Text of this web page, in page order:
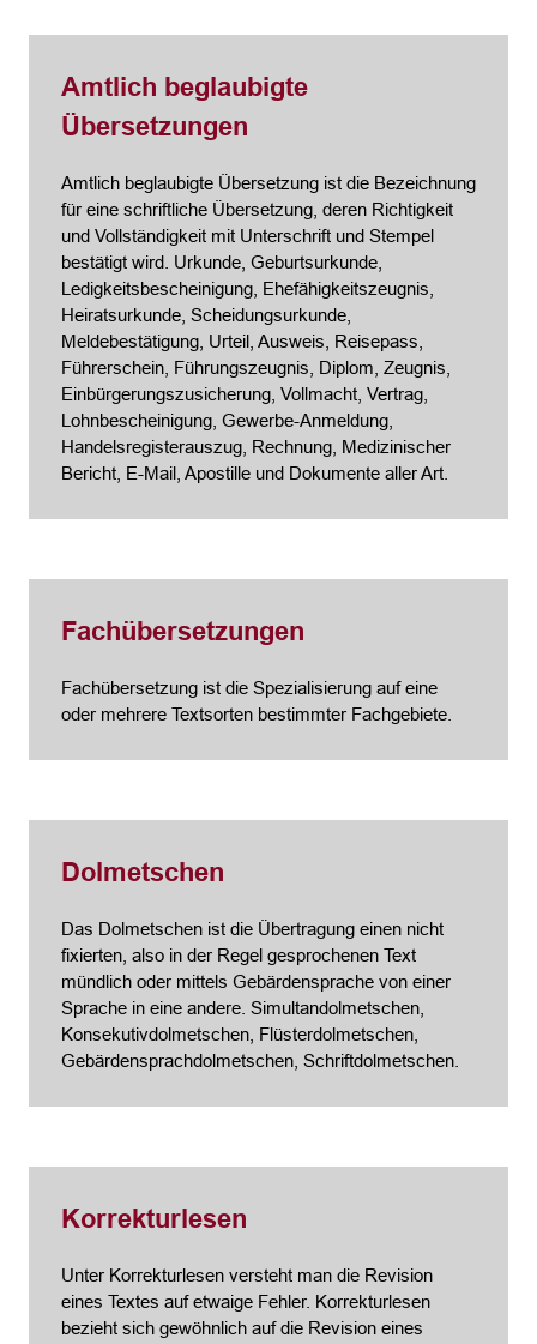
Amtlich beglaubigte
Übersetzungen
Amtlich beglaubigte Übersetzung ist die Bezeichnung
für eine schriftliche Übersetzung, deren Richtigkeit
und Vollständigkeit mit Unterschrift und Stempel
bestätigt wird. Urkunde, Geburtsurkunde,
Ledigkeitsbescheinigung, Ehefähigkeitszeugnis,
Heiratsurkunde, Scheidungsurkunde,
Meldebestätigung, Urteil, Ausweis, Reisepass,
Führerschein, Führungszeugnis, Diplom, Zeugnis,
Einbürgerungszusicherung, Vollmacht, Vertrag,
Lohnbescheinigung, Gewerbe-Anmeldung,
Handelsregisterauszug, Rechnung, Medizinischer
Bericht, E-Mail, Apostille und Dokumente aller Art.
Fachübersetzungen
Fachübersetzung ist die Spezialisierung auf eine
oder mehrere Textsorten bestimmter Fachgebiete.
Dolmetschen
Das Dolmetschen ist die Übertragung einen nicht
fixierten, also in der Regel gesprochenen Text
mündlich oder mittels Gebärdensprache von einer
Sprache in eine andere. Simultandolmetschen,
Konsekutivdolmetschen, Flüsterdolmetschen,
Gebärdensprachdolmetschen, Schriftdolmetschen.
Korrekturlesen
Unter Korrekturlesen versteht man die Revision
eines Textes auf etwaige Fehler. Korrekturlesen
bezieht sich gewöhnlich auf die Revision eines